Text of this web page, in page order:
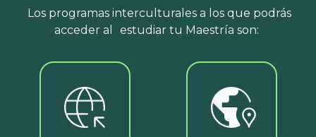
Los programas interculturales a los que podrás
acceder al estudiar tu Maestría son: